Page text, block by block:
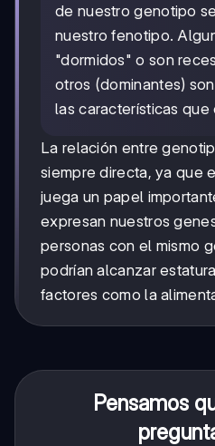
de nuestro genotipo
nuestro fenotipo.
"dormidos" o son
otros (dominantes)
las características que
La relación entre
siempre directa, ya que
juega un papel
expresan nuestros
personas con el mismo
podrían alcanzar
factores como la
Pensamos